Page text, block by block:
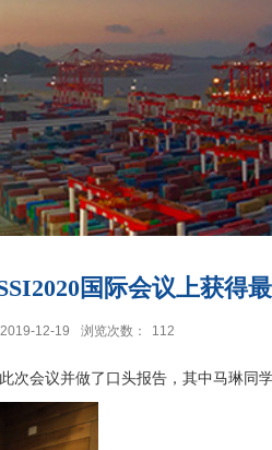
国际会议上获得
12-19 浏览次数： 112
会议并做了口头报告，其中马琳同